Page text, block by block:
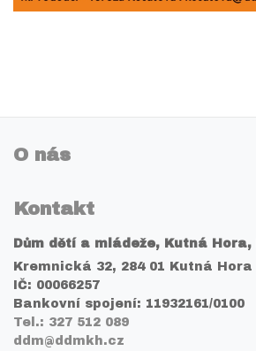
O nás
Kontakt
Dům dětí a mládeže, Kutná
Kremnická 32, 284 01 Kutná Hora
IČ: 00066257
Bankovní spojení: 11932161/0100
Tel.: 327 512 089
ddm@ddmkh.cz